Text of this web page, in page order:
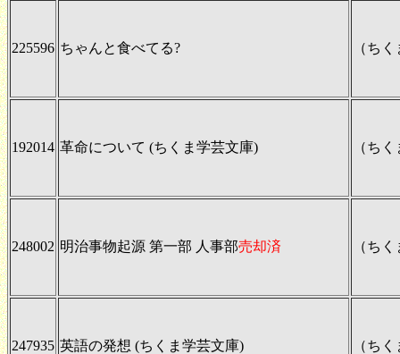
225596 ちゃんと食べてる? （ち
192014 革命について (ちくま学芸文庫) （ち
248002 明治事物起源 第一部 人事部売却済 （ち
247935 英語の発想 (ちくま学芸文庫) （ち